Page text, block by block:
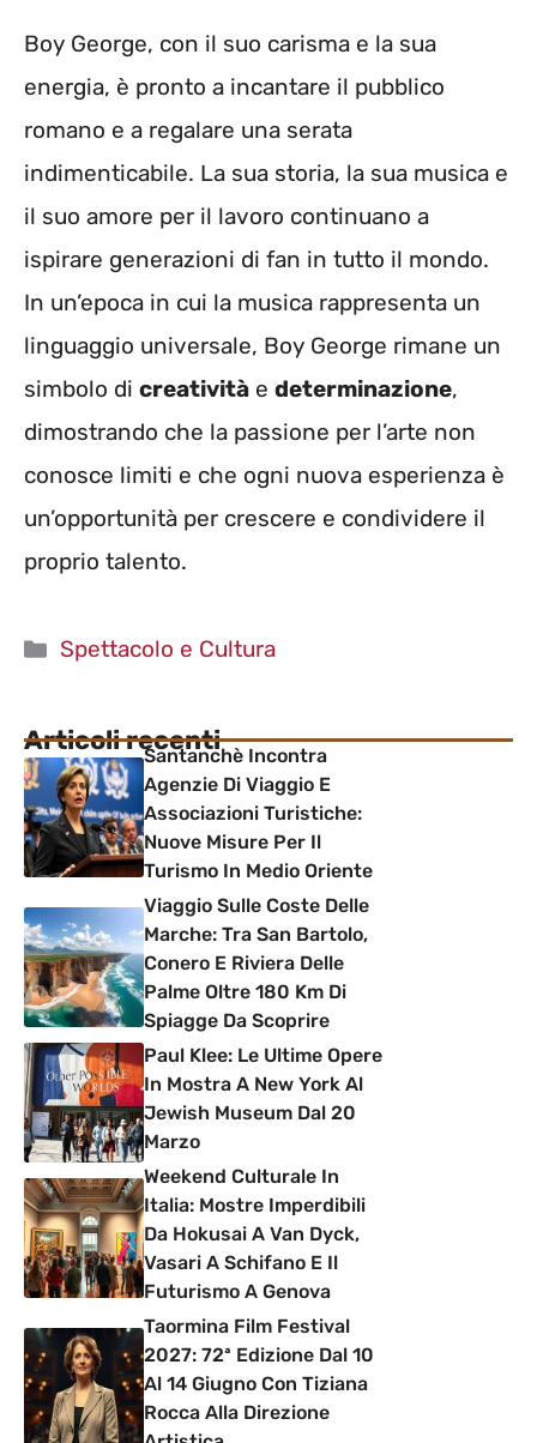
Boy George, con il suo carisma e la sua
energia, è pronto a incantare il pubblico
romano e a regalare una serata
indimenticabile. La sua storia, la sua musica e
il suo amore per il lavoro continuano a
ispirare generazioni di fan in tutto il mondo.
In un’epoca in cui la musica rappresenta un
linguaggio universale, Boy George rimane un
simbolo di creatività e determinazione,
dimostrando che la passione per l’arte non
conosce limiti e che ogni nuova esperienza è
un’opportunità per crescere e condividere il
proprio talento.
Categorie
Spettacolo e Cultura
Articoli recentiSantanchè Incontra
Agenzie Di Viaggio E
Associazioni Turistiche:
Nuove Misure Per Il
Turismo In Medio Oriente
Viaggio Sulle Coste Delle
Marche: Tra San Bartolo,
Conero E Riviera Delle
Palme Oltre 180 Km Di
Spiagge Da Scoprire
Paul Klee: Le Ultime Opere
In Mostra A New York Al
Jewish Museum Dal 20
Marzo
Weekend Culturale In
Italia: Mostre Imperdibili
Da Hokusai A Van Dyck,
Vasari A Schifano E Il
Futurismo A Genova
Taormina Film Festival
2027: 72ª Edizione Dal 10
Al 14 Giugno Con Tiziana
Rocca Alla Direzione